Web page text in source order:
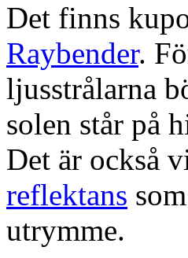
Det finns
Raybender.
ljusstrålarna
solen står på
Det är också
reflektans
utrymme.